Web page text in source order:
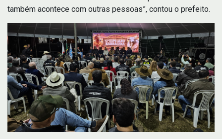
também acontece com outras pessoas”, contou o prefeito.